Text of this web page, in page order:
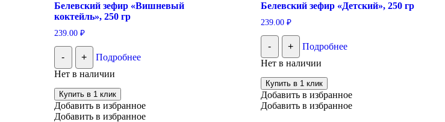
Белевский зефир «Вишневый
коктейль», 250 гр
239.00 ₽
- +
Подробнее
Нет в наличии
Купить в 1 клик
Добавить в избранное
Добавить в избранное
Белевский зефир «Детский», 250 гр
239.00 ₽
- +
Подробнее
Нет в наличии
Купить в 1 клик
Добавить в избранное
Добавить в избранное